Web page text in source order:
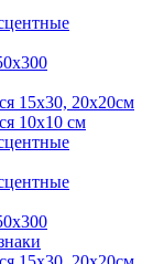
15х30, 20х20см
10х10 см